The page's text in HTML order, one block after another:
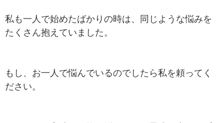
私も一人で始めたばかりの時は、同じような悩みを
たくさん抱えていました。
もし、お一人で悩んでいるのでしたら私を頼ってく
ださい。